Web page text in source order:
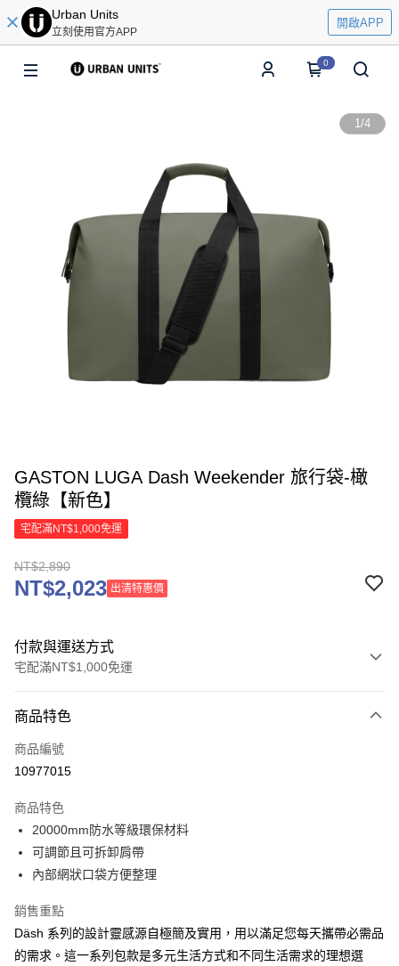
Urban Units
立刻使用官方APP
開啟APP
0
1/4
GASTON LUGA Dash Weekender 旅行袋-橄
欖綠【新色】
宅配滿NT$1,000免運
NT$2,890
NT$2,023 出清特惠價
付款與運送方式
宅配滿NT$1,000免運
信用卡一次付款
信用卡分期付款
合作金庫商業銀行
華南商業銀行
上海商業儲蓄銀行
國泰世華商業銀行
匯豐（台灣）商業銀行
聯邦商業銀行
遠東國際商業銀行
元大商業銀行
永豐商業銀行
6 期 0 利率 每期
華南商業銀行
上海商業儲蓄銀行
臺灣中小企業銀行
匯豐（台灣）商業銀行
華泰商業銀行
聯邦商業銀行
遠東國際商業銀行
LINE Pay
Apple Pay
ATM付款
運送方式
商品特色
商品編號
10977015
商品特色
20000mm防水等級環保材料
可調節且可拆卸肩帶
內部網狀口袋方便整理
銷售重點
Däsh 系列的設計靈感源自極簡及實用，用以滿足您每天攜帶必需品
的需求。這一系列包款是多元生活方式和不同生活需求的理想選